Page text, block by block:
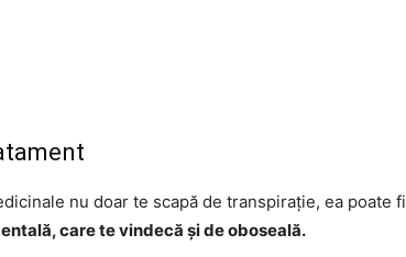
nu doar te scapă de transpirație, ea poate fi
care te vindecă și de oboseală.